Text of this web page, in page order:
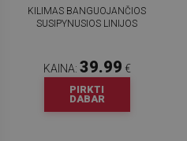
KILIMAS BANGUOJANČIOS
SUSIPYNUSIOS LINIJOS
KAINA: 39.99 €
PIRKTI
DABAR